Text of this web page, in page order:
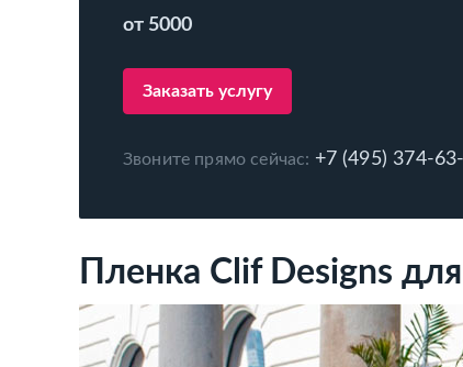
от 5000
Заказать услугу
Звоните прямо сейчас: +7 (495) 374-
Пленка Clif Designs